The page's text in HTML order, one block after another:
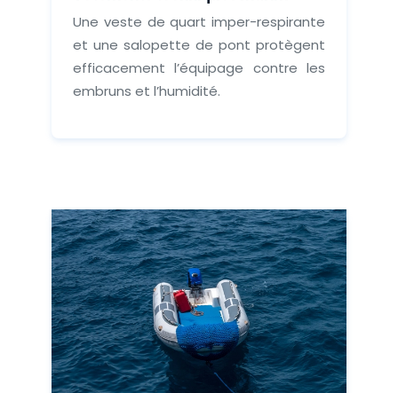
Une veste de quart imper-respirante
et une salopette de pont protègent
efficacement l’équipage contre les
embruns et l’humidité.